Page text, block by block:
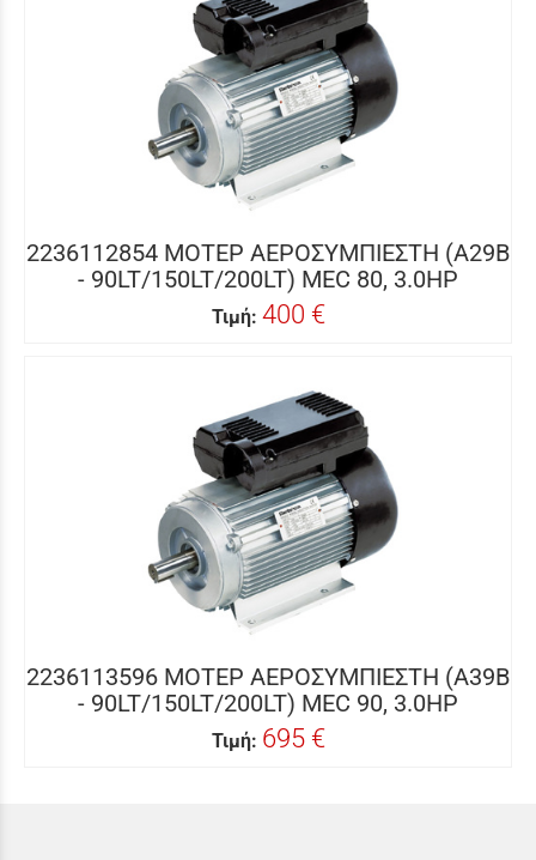
2236112854 ΜΟΤΕΡ ΑΕΡΟΣΥΜΠΙΕΣΤΗ (A29B
- 90LT/150LT/200LT) MEC 80, 3.0HP
Τιμή: 400 €
2236113596 ΜΟΤΕΡ ΑΕΡΟΣΥΜΠΙΕΣΤΗ (A39B
- 90LT/150LT/200LT) MEC 90, 3.0HP
Τιμή: 695 €